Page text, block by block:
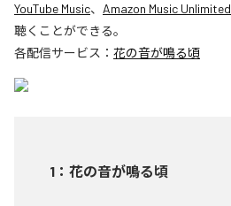
YouTube Music、 Amazon Music Unlimited
聴くことができる。
各配信サービス： 花の音が鳴る頃
1 ： 花の音が鳴る頃